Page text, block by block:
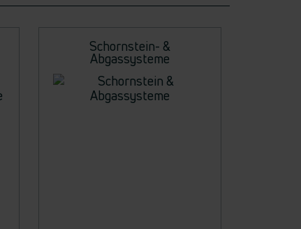
Schornstein- &
Abgassysteme